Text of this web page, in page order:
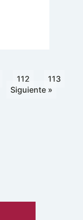
112
113
Siguiente »